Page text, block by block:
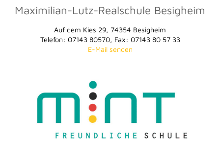
Maximilian-Lutz-Realschule Besigheim
Auf dem Kies 29, 74354 Besigheim
Telefon: 07143 80570, Fax: 07143 80 57 33
E-Mail senden